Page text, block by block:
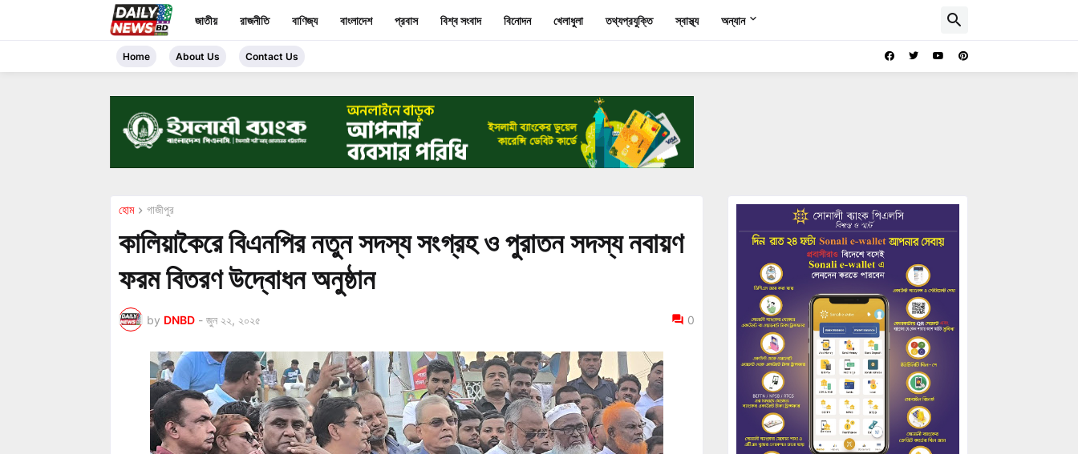
জাতীয় রাজনীতি বাণিজ্য বাংলাদেশ প্রবাস বিশ্ব সংবাদ বিনোদন খেলাধুলা তথ্যপ্রযুক্তি স্বাস্থ্য অন্যান
Home About Us Contact Us
হোম গা‌জীপুর
কালিয়াকৈরে বিএনপির নতুন সদস্য সংগ্রহ ও পুরাতন সদস্য নবায়ণ
ফরম বিতরণ উদ্বোধন অনুষ্ঠান
by DNBD - জুন ২২, ২০২৫ 0